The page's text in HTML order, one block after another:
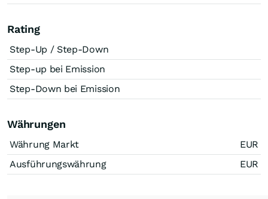
Rating
Step-Up / Step-Down
Step-up bei Emission
Step-Down bei Emission
Währungen
Währung Markt
EUR
Ausführungswährung
EUR